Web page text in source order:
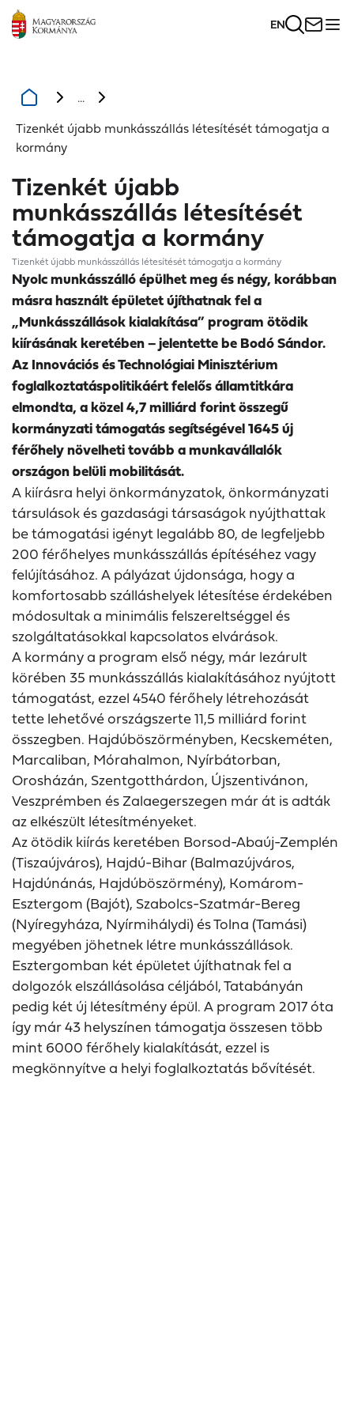
EN
...
Tizenkét újabb munkásszállás létesítését támogatja a
kormány
Tizenkét újabb
munkásszállás létesítését
támogatja a kormány
Tizenkét újabb munkásszállás létesítését támogatja a kormány
Nyolc munkásszálló épülhet meg és négy, korábban
másra használt épületet újíthatnak fel a
„Munkásszállások kialakítása” program ötödik
kiírásának keretében – jelentette be Bodó Sándor.
Az Innovációs és Technológiai Minisztérium
foglalkoztatáspolitikáért felelős államtitkára
elmondta, a közel 4,7 milliárd forint összegű
kormányzati támogatás segítségével 1645 új
férőhely növelheti tovább a munkavállalók
országon belüli mobilitását.
A kiírásra helyi önkormányzatok, önkormányzati
társulások és gazdasági társaságok nyújthattak
be támogatási igényt legalább 80, de legfeljebb
200 férőhelyes munkásszállás építéséhez vagy
felújításához. A pályázat újdonsága, hogy a
komfortosabb szálláshelyek létesítése érdekében
módosultak a minimális felszereltséggel és
szolgáltatásokkal kapcsolatos elvárások.
A kormány a program első négy, már lezárult
körében 35 munkásszállás kialakításához nyújtott
támogatást, ezzel 4540 férőhely létrehozását
tette lehetővé országszerte 11,5 milliárd forint
összegben. Hajdúböszörményben, Kecskeméten,
Marcaliban, Mórahalmon, Nyírbátorban,
Orosházán, Szentgotthárdon, Újszentivánon,
Veszprémben és Zalaegerszegen már át is adták
az elkészült létesítményeket.
Az ötödik kiírás keretében Borsod-Abaúj-Zemplén
(Tiszaújváros), Hajdú-Bihar (Balmazújváros,
Hajdúnánás, Hajdúböszörmény), Komárom-
Esztergom (Bajót), Szabolcs-Szatmár-Bereg
(Nyíregyháza, Nyírmihálydi) és Tolna (Tamási)
megyében jöhetnek létre munkásszállások.
Esztergomban két épületet újíthatnak fel a
dolgozók elszállásolása céljából, Tatabányán
pedig két új létesítmény épül. A program 2017 óta
így már 43 helyszínen támogatja összesen több
mint 6000 férőhely kialakítását, ezzel is
megkönnyítve a helyi foglalkoztatás bővítését.